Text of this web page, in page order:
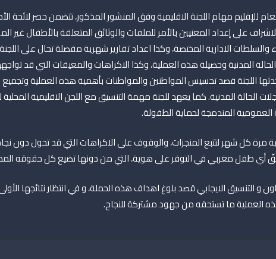
للإقليم مهام اللجنة الاقليمية وفق المنشور المذكور، تتضمن حصر لائحة
على إعداد المعنيين بالأمر للملفات والوثائق المتعلقة بالأطفال غير
الادارية المختصة، وكذا اعداد تقارير شهرية مفصلة تحال على
المدنية وحصيلة هذه العملية، وكذا الاكراهات والمعيقات التي قد
اللجنة قصد تحسيس المواطنين والمواطنات بأهمية هذه العملية
الحالة المدنية. كما يعهد للجنة مهمة التنسيق مع اللجن الاقليمية
العمومية المندمجة لحماية الطفولة.
مرة كل شهر لتتبع المنجزات، والوقوف على الاكراهات التي قد تحول دون
أي طفل مغربي في التوفر على هوية، التي من دونها تضيع كل حقوقه
و التنسيق الايجابي قصد بلوغ اهداف هذه الحملة، و في انتظار نتائجها
العملية ما تستحقه من جهود مشتركة للنجاح.